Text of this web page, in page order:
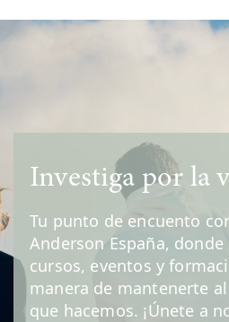
Investiga por la
Tu punto de encuento
Anderson España,
cursos, eventos y
manera de mantenerte
que hacemos. ¡Únete a